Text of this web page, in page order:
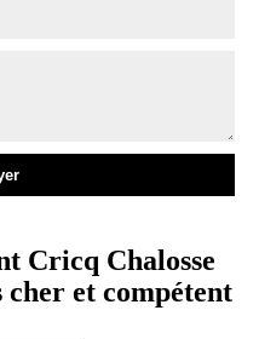
Cricq Chalosse
et compétent